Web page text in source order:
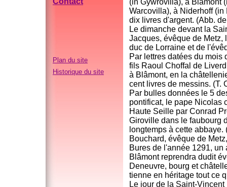
Plan du site
Historique du site
(in Gywrovilla), à Blâmont
Warcovilla), à Niderhoff
dix livres d'argent. (Abb.
Le dimanche devant la
Jacques, évêque de Metz,
duc de Lorraine et de
Par lettres datées du mois
fils Raoul Choffal de
à Blâmont, en la
cent livres de messins. (T.
Par bulles données le 5
pontificat, le pape Nicolas
Haute Seille par Conrad
Giroville dans le faubourg
longtemps à cette
Bouchard, évêque de
Bures de l'année 1291,
Blâmont reprendra dudit
Deneuvre, bourg et
tienne en héritage tout ce
Le jour de la Saint-